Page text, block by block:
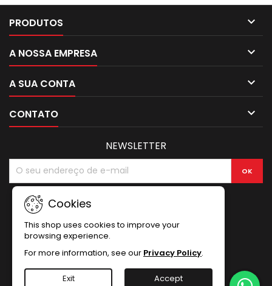
PRODUTOS 
A NOSSA EMPRESA 
A SUA CONTA 
CONTATO 
Cookies
This shop uses cookies to improve your
browsing experience.
For more information, see our Privacy Policy.
Exit Accept
NEWSLETTER